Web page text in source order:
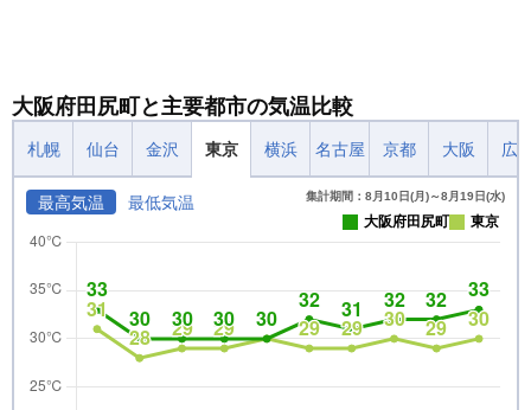
大阪府田尻町と主要都市の気温比較
札幌 仙台 金沢 東京 横浜 名古屋 京都 大阪 広
最高気温 最低気温 集計期間：8月10日(月)～8月19日(水)
大阪府田尻町 東京